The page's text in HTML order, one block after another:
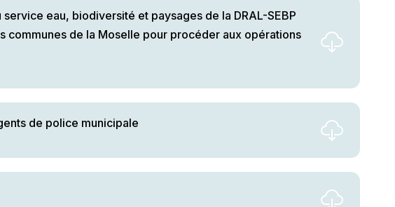
eau, biodiversité et paysages de la DRAL-SEBP
communes de la Moselle pour procéder aux opérations
de police municipale